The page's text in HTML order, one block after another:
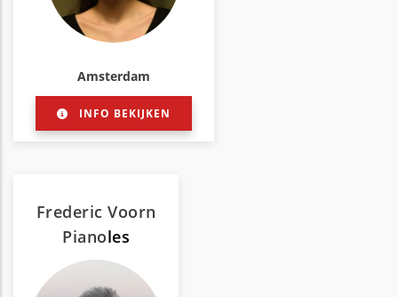
Amsterdam
INFO BEKIJKEN
Frederic Voorn
Pianoles